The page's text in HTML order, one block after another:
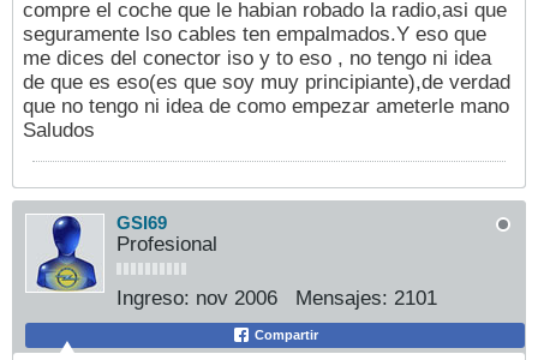
compre el coche que le habian robado la radio,asi que
seguramente lso cables ten empalmados.Y eso que
me dices del conector iso y to eso , no tengo ni idea
de que es eso(es que soy muy principiante),de verdad
que no tengo ni idea de como empezar ameterle mano
Saludos
GSI69
Profesional
Ingreso: nov 2006 Mensajes: 2101
Compartir